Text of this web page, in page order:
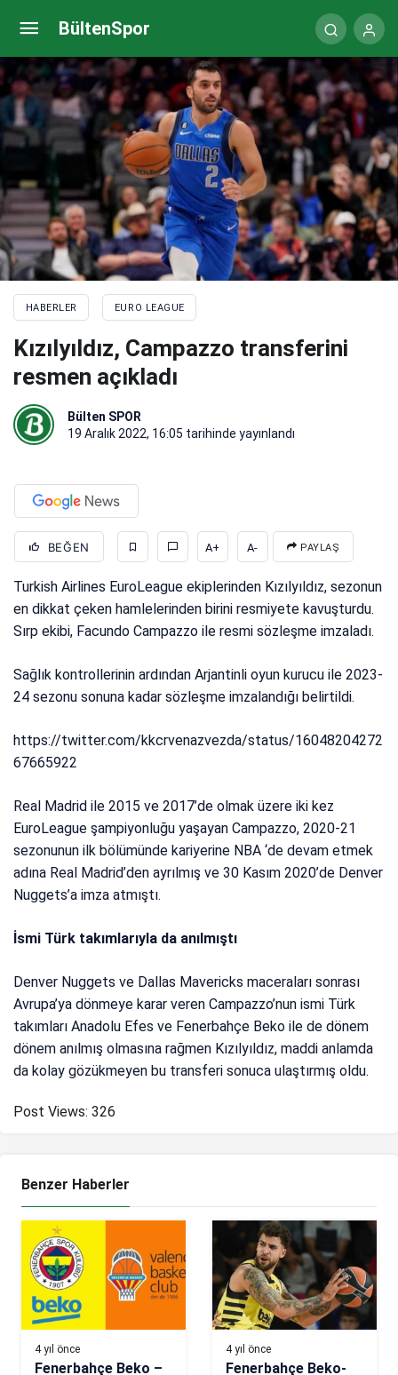
BültenSpor
HABERLER EURO LEAGUE
Kızılyıldız, Campazzo transferini
resmen açıkladı
Bülten SPOR
19 Aralık 2022, 16:05 tarihinde yayınlandı
BEĞEN A+ A- PAYLAŞ
Turkish Airlines EuroLeague ekiplerinden Kızılyıldız, sezonun
en dikkat çeken hamlelerinden birini resmiyete kavuşturdu.
Sırp ekibi, Facundo Campazzo ile resmi sözleşme imzaladı.
Sağlık kontrollerinin ardından Arjantinli oyun kurucu ile 2023-
24 sezonu sonuna kadar sözleşme imzalandığı belirtildi.
https://twitter.com/kkcrvenazvezda/status/16048204272
67665922
Real Madrid ile 2015 ve 2017’de olmak üzere iki kez
EuroLeague şampiyonluğu yaşayan Campazzo, 2020-21
sezonunun ilk bölümünde kariyerine NBA ‘de devam etmek
adına Real Madrid’den ayrılmış ve 30 Kasım 2020’de Denver
Nuggets’a imza atmıştı.
İsmi Türk takımlarıyla da anılmıştı
Denver Nuggets ve Dallas Mavericks maceraları sonrası
Avrupa’ya dönmeye karar veren Campazzo’nun ismi Türk
takımları Anadolu Efes ve Fenerbahçe Beko ile de dönem
dönem anılmış olmasına rağmen Kızılyıldız, maddi anlamda
da kolay gözükmeyen bu transferi sonuca ulaştırmış oldu.
Post Views: 326
Benzer Haberler
4 yıl önce
Fenerbahçe Beko –
4 yıl önce
Fenerbahçe Beko-
Dimitris Itoudis: Oyuncular sihirbaz değiller